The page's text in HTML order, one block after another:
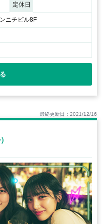
定休日
ニチビル8F
最終更新日：2021/12/16